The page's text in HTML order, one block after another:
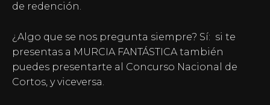
de redención.
¿Algo que se nos pregunta siempre? Sí: si te
presentas a MURCIA FANTÁSTICA también
puedes presentarte al Concurso Nacional de
Cortos, y viceversa.